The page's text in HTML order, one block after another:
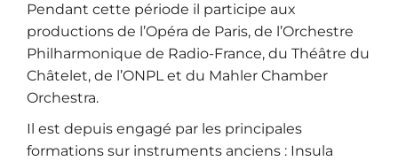
Pendant cette période il participe aux
productions de l’Opéra de Paris, de l’Orchestre
Philharmonique de Radio-France, du Théâtre du
Châtelet, de l’ONPL et du Mahler Chamber
Orchestra.
Il est depuis engagé par les principales
formations sur instruments anciens : Insula